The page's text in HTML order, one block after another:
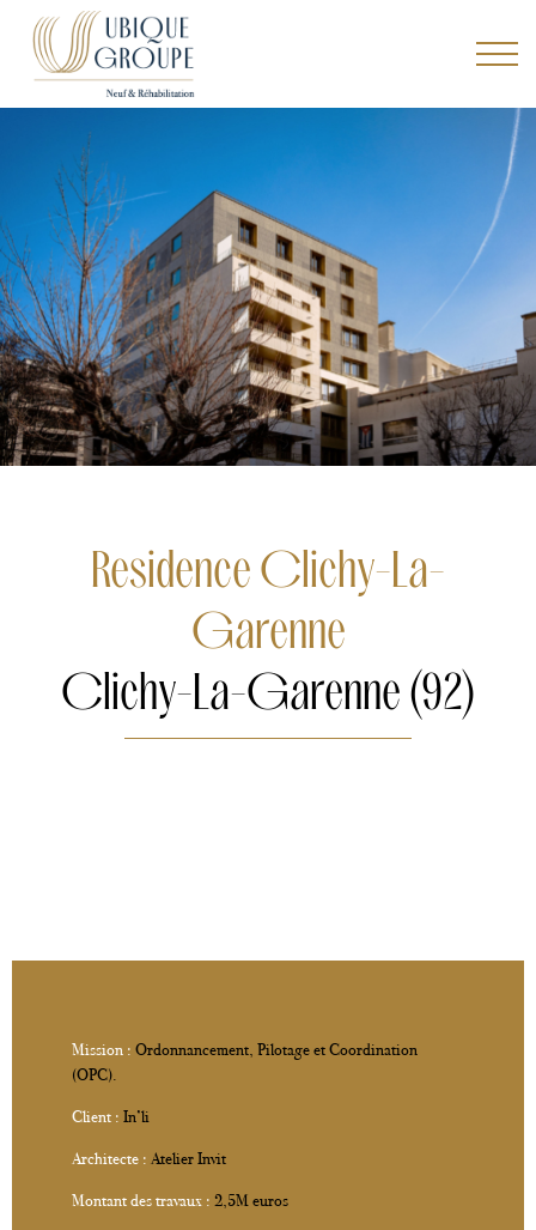
Residence Clichy-La-
Garenne
Clichy-La-Garenne (92)
Mission : Ordonnancement, Pilotage et Coordination
(OPC).
Client : In’li
Architecte : Atelier Invit
Montant des travaux : 2,5M euros